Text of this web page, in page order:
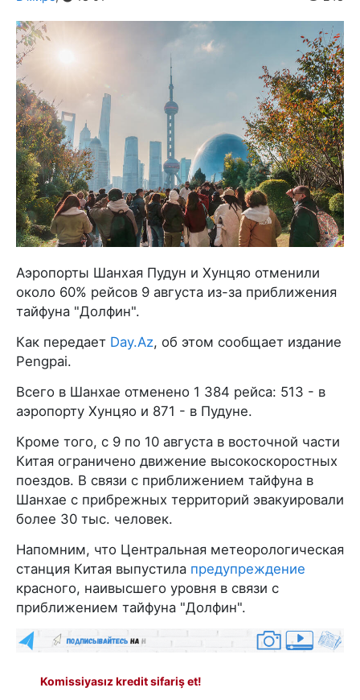
Аэропорты Шанхая Пудун и Хунцяо отменили
около 60% рейсов 9 августа из-за приближения
тайфуна "Долфин".
Как передает Day.Az, об этом сообщает издание
Pengpai.
Всего в Шанхае отменено 1 384 рейса: 513 - в
аэропорту Хунцяо и 871 - в Пудуне.
Кроме того, с 9 по 10 августа в восточной части
Китая ограничено движение высокоскоростных
поездов. В связи с приближением тайфуна в
Шанхае с прибрежных территорий эвакуировали
более 30 тыс. человек.
Напомним, что Центральная метеорологическая
станция Китая выпустила предупреждение
красного, наивысшего уровня в связи с
приближением тайфуна "Долфин".
Komissiyasız kredit sifariş et!